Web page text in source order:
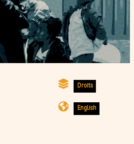
Droits
English